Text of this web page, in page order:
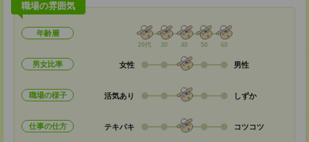
職場の雰囲気
年齢層
20代 30 40 50 60
男女比率 女性 男性
職場の様子 活気あり しずか
仕事の仕方 テキパキ コツコツ